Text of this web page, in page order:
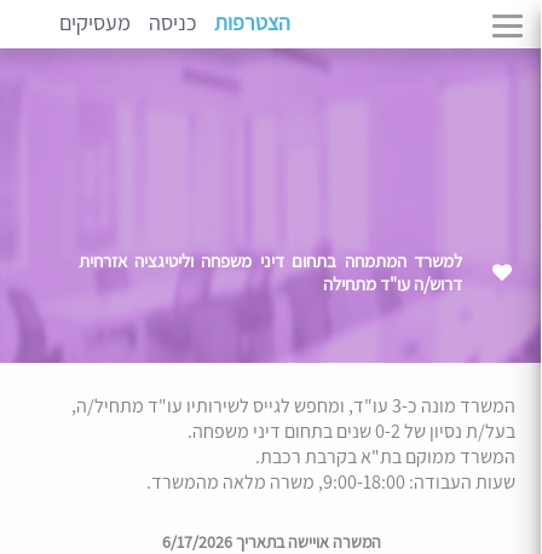
הצטרפות כניסה מעסיקים
למשרד המתמחה בתחום דיני משפחה וליטיגציה אזרחית
דרוש/ה עו"ד מתחילה
המשרד מונה כ-3 עו"ד, ומחפש לגייס לשירותיו עו"ד מתחיל/ה,
בעל/ת נסיון של 0-2 שנים בתחום דיני משפחה.
המשרד ממוקם בת"א בקרבת רכבת.
שעות העבודה: 9:00-18:00, משרה מלאה מהמשרד.
המשרה אויישה בתאריך 6/17/2026